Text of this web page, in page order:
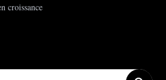
croissance